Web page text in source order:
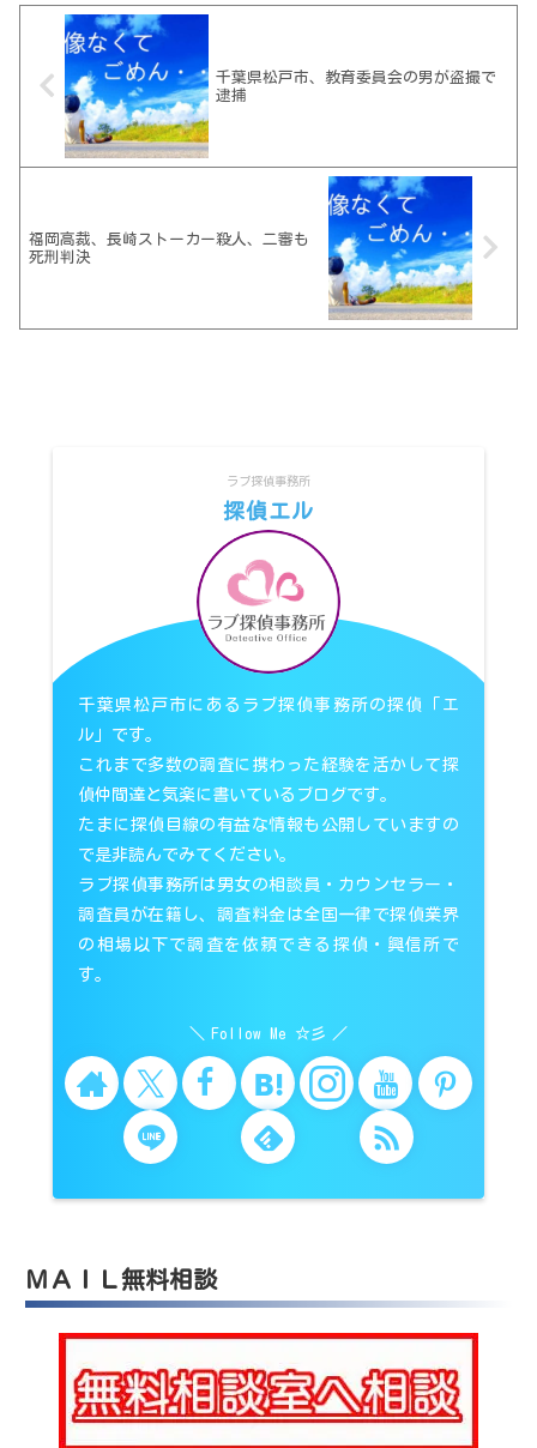
千葉県松戸市、教育委員会の男が盗撮で
逮捕
福岡高裁、長崎ストーカー殺人、二審も
死刑判決
ラブ探偵事務所
探偵エル
千葉県松戸市にあるラブ探偵事務所の探偵「エ
ル」です。
これまで多数の調査に携わった経験を活かして探
偵仲間達と気楽に書いているブログです。
たまに探偵目線の有益な情報も公開していますの
で是非読んでみてください。
ラブ探偵事務所は男女の相談員・カウンセラー・
調査員が在籍し、調査料金は全国一律で探偵業界
の相場以下で調査を依頼できる探偵・興信所で
す。
Follow Me ☆彡
ＭＡＩＬ無料相談